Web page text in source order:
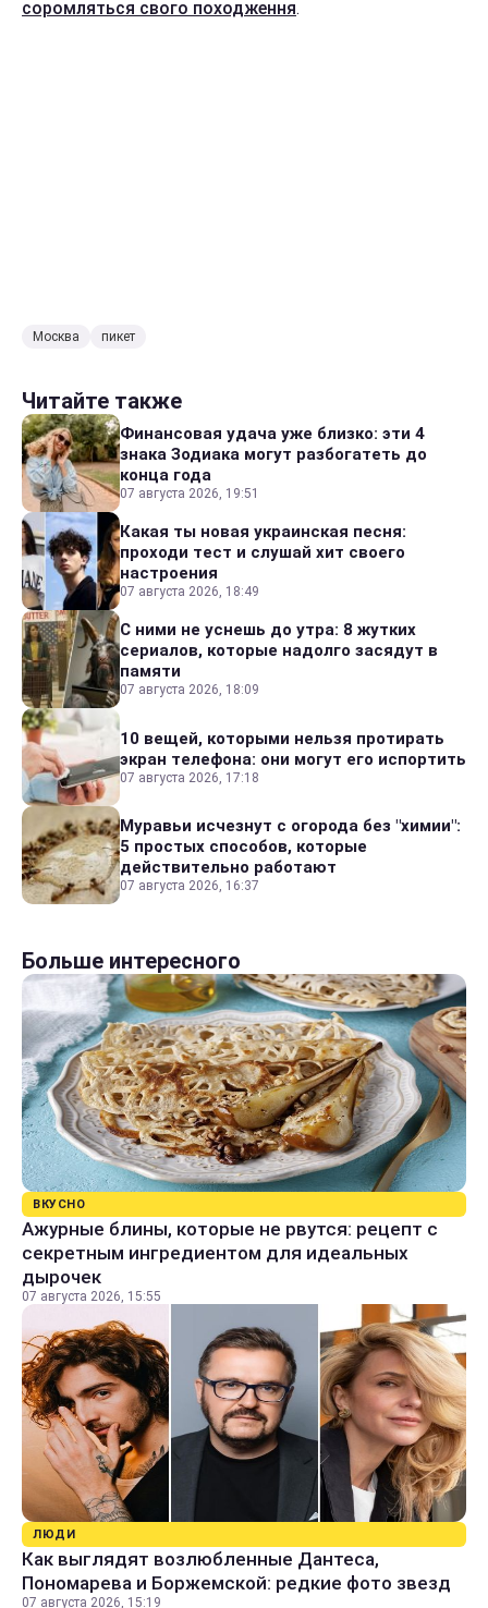
соромляться свого походження.
Москва пикет
Читайте также
Финансовая удача уже близко: эти 4
знака Зодиака могут разбогатеть до
конца года
07 августа 2026, 19:51
Какая ты новая украинская песня:
проходи тест и слушай хит своего
настроения
07 августа 2026, 18:49
С ними не уснешь до утра: 8 жутких
сериалов, которые надолго засядут в
памяти
07 августа 2026, 18:09
10 вещей, которыми нельзя протирать
экран телефона: они могут его испортить
07 августа 2026, 17:18
Муравьи исчезнут с огорода без "химии":
5 простых способов, которые
действительно работают
07 августа 2026, 16:37
Больше интересного
ВКУСНО
Ажурные блины, которые не рвутся: рецепт с
секретным ингредиентом для идеальных
дырочек
07 августа 2026, 15:55
ЛЮДИ
Как выглядят возлюбленные Дантеса,
Пономарева и Боржемской: редкие фото звезд
07 августа 2026, 15:19